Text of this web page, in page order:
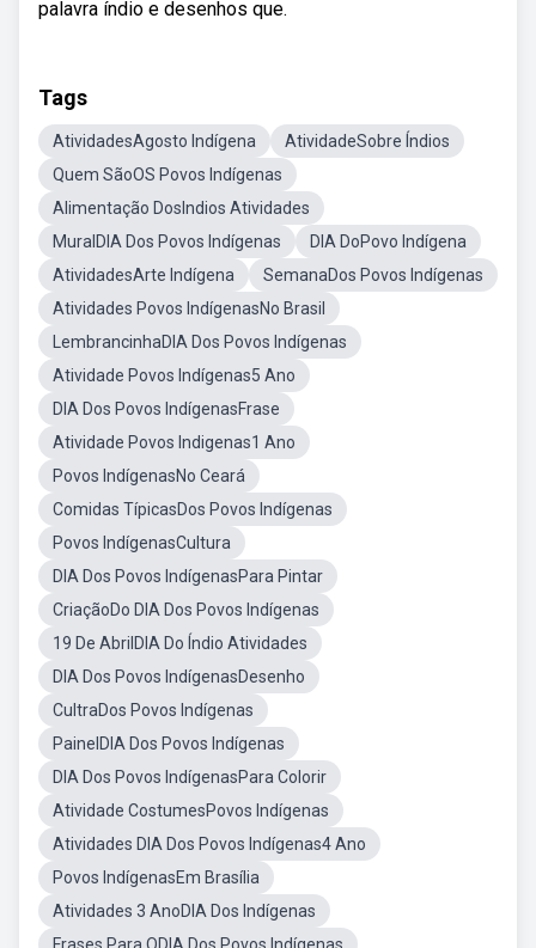
palavra índio e desenhos que.
Tags
AtividadesAgosto Indígena
AtividadeSobre Índios
Quem SãoOS Povos Indígenas
Alimentação DosIndios Atividades
MuralDIA Dos Povos Indígenas
DIA DoPovo Indígena
AtividadesArte Indígena
SemanaDos Povos Indígenas
Atividades Povos IndígenasNo Brasil
LembrancinhaDIA Dos Povos Indígenas
Atividade Povos Indígenas5 Ano
DIA Dos Povos IndígenasFrase
Atividade Povos Indigenas1 Ano
Povos IndígenasNo Ceará
Comidas TípicasDos Povos Indígenas
Povos IndígenasCultura
DIA Dos Povos IndígenasPara Pintar
CriaçãoDo DIA Dos Povos Indígenas
19 De AbrilDIA Do Índio Atividades
DIA Dos Povos IndígenasDesenho
CultraDos Povos Indígenas
PainelDIA Dos Povos Indígenas
DIA Dos Povos IndígenasPara Colorir
Atividade CostumesPovos Indígenas
Atividades DIA Dos Povos Indígenas4 Ano
Povos IndígenasEm Brasília
Atividades 3 AnoDIA Dos Indígenas